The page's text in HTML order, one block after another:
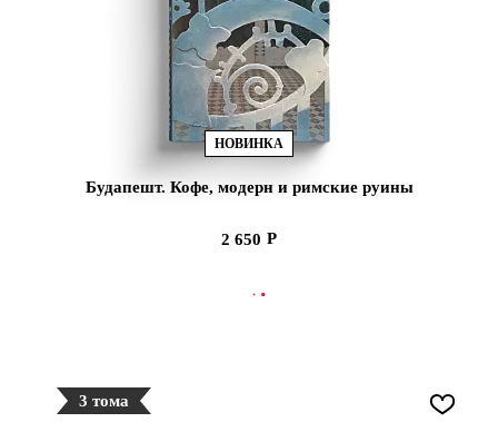
НОВИНКА
Будапешт. Кофе, модерн и римские руины
2 650
В КОРЗИНУ
3 тома